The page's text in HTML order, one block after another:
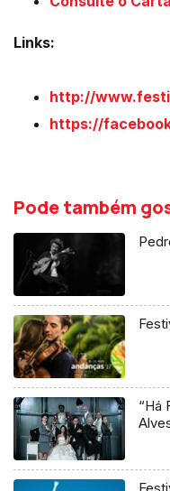
Links:
http://
https://
Pode também
“Há